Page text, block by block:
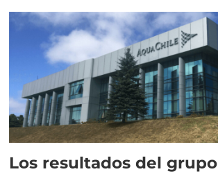
Los resultados del grupo